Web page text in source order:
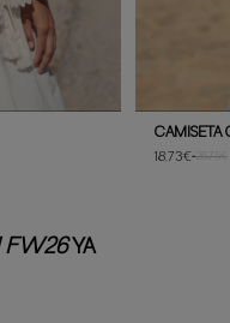
CAMISETA
18,73€-26,75€
FW26YA